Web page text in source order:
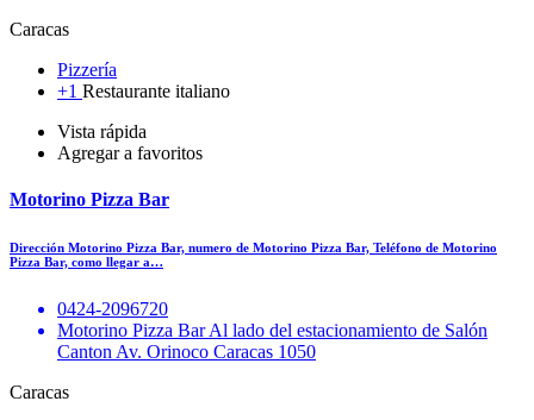
Caracas
Pizzería
+1 Restaurante italiano
Vista rápida
Agregar a favoritos
Motorino Pizza Bar
Dirección Motorino Pizza Bar, numero de Motorino Pizza Bar, Teléfono de Motorino
Pizza Bar, como llegar a…
0424-2096720
Motorino Pizza Bar Al lado del estacionamiento de Salón
Canton Av. Orinoco Caracas 1050
Caracas